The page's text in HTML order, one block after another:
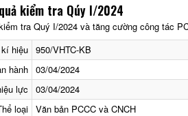
kiểm tra Qúy I/2024
tra Quý I/2024 và tăng cường công tác
hiệu 950/VHTC-KB
hành 03/04/2024
lực
03/04/2024
loại Văn bản PCCC và CNCH